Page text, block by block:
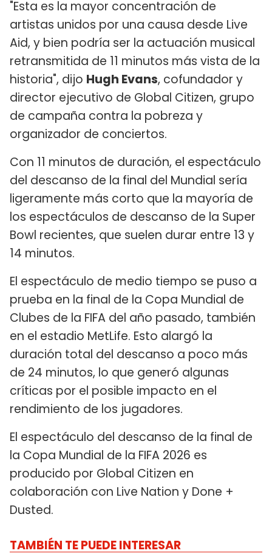
"Esta es la mayor concentración de
artistas unidos por una causa desde Live
Aid, y bien podría ser la actuación musical
retransmitida de 11 minutos más vista de la
historia", dijo Hugh Evans, cofundador y
director ejecutivo de Global Citizen, grupo
de campaña contra la pobreza y
organizador de conciertos.
Con 11 minutos de duración, el espectáculo
del descanso de la final del Mundial sería
ligeramente más corto que la mayoría de
los espectáculos de descanso de la Super
Bowl recientes, que suelen durar entre 13 y
14 minutos.
El espectáculo de medio tiempo se puso a
prueba en la final de la Copa Mundial de
Clubes de la FIFA del año pasado, también
en el estadio MetLife. Esto alargó la
duración total del descanso a poco más
de 24 minutos, lo que generó algunas
críticas por el posible impacto en el
rendimiento de los jugadores.
El espectáculo del descanso de la final de
la Copa Mundial de la FIFA 2026 es
producido por Global Citizen en
colaboración con Live Nation y Done +
Dusted.
TAMBIÉN TE PUEDE INTERESAR